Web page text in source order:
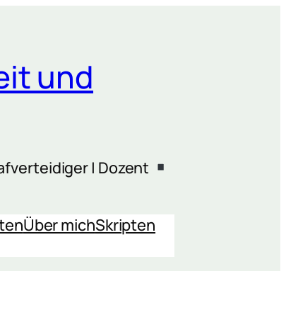
und
| Dozent
Über michSkripten